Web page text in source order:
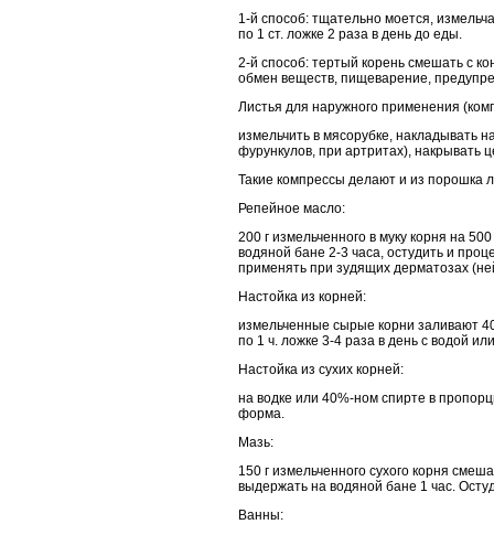
1-й способ: тщательно моется,
по 1 ст. ложке 2 раза в день до еды.
2-й способ: тертый корень смешать с
обмен веществ, пищеварение,
Листья для наружного применения
измельчить в мясорубке, накладывать
фурункулов, при артритах), накрывать
Такие компрессы делают и из порошка
Репейное масло:
200 г измельченного в муку корня на
водяной бане 2-3 часа, остудить и
применять при зудящих дерматозах
Настойка из корней:
измельченные сырые корни заливают
по 1 ч. ложке 3-4 раза в день с водой
Настойка из сухих корней:
на водке или 40%-ном спирте в
форма.
Мазь:
150 г измельченного сухого корня
выдержать на водяной бане 1 час.
Ванны: